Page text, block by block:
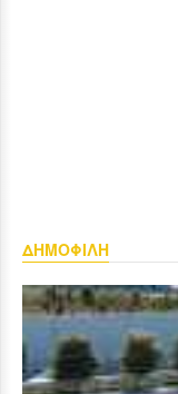
ΔΗΜΟΦΙΛΗ